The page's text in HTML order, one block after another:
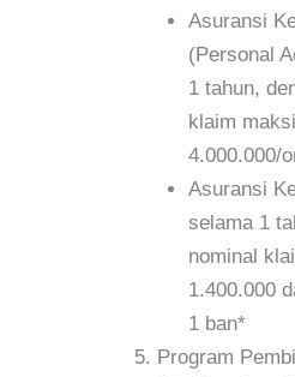
Asuransi
(Personal
1 tahun,
klaim
4.000.000/
Asuransi
selama 1
nominal
1.400.000
1 ban*
Program